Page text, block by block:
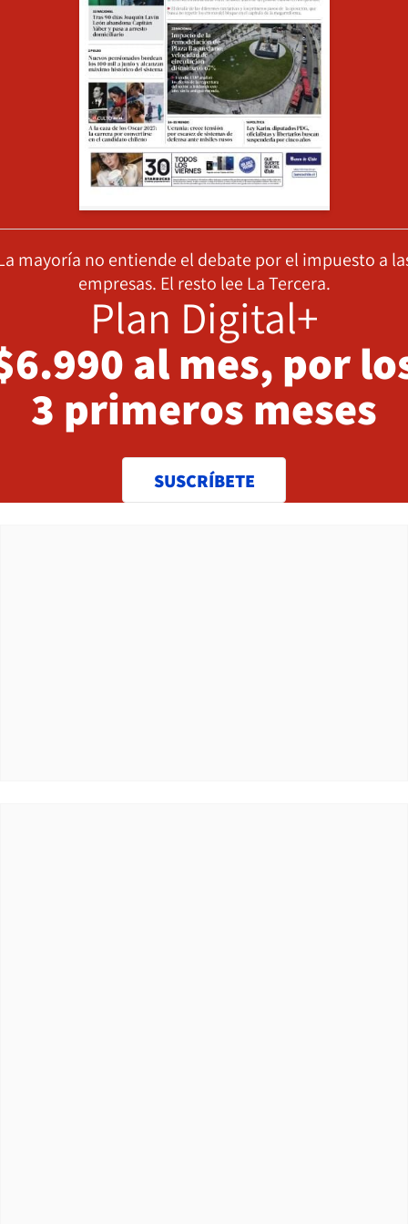
mayoría no entiende el debate por el impuesto a
empresas. El resto lee La Tercera.
Plan Digital+
al mes, por
3 primeros meses
SUSCRÍBETE